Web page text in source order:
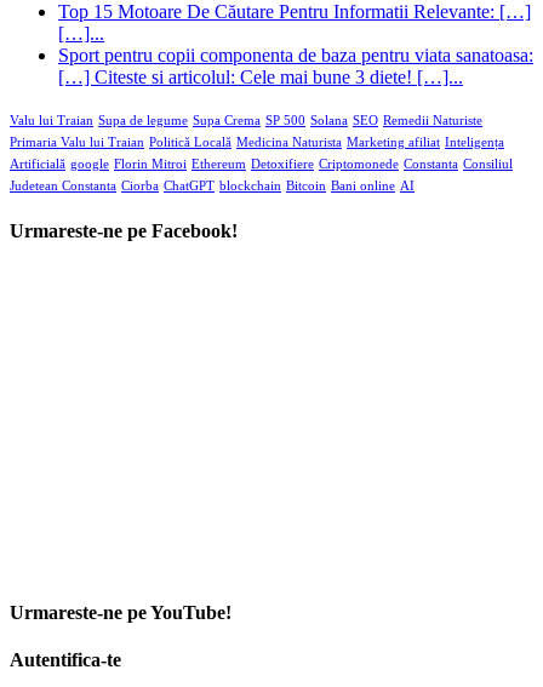
Top 15 Motoare De Căutare Pentru Informatii Relevante: […]
[…]...
Sport pentru copii componenta de baza pentru viata sanatoasa:
[…] Citeste si articolul: Cele mai bune 3 diete! […]...
Valu lui Traian Supa de legume Supa Crema SP 500 Solana SEO Remedii Naturiste
Primaria Valu lui Traian Politică Locală Medicina Naturista Marketing afiliat Inteligența
Artificială google Florin Mitroi Ethereum Detoxifiere Criptomonede Constanta Consiliul
Judetean Constanta Ciorba ChatGPT blockchain Bitcoin Bani online AI
Urmareste-ne pe Facebook!
Urmareste-ne pe YouTube!
Autentifica-te